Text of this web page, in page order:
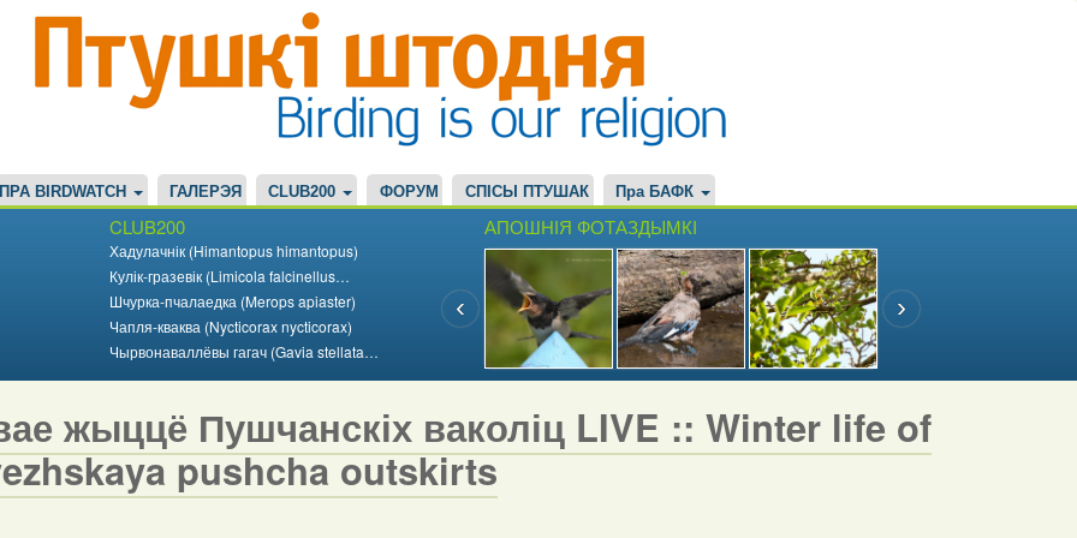
ПРА BIRDWATCH ГАЛЕРЭЯ CLUB200 ФОРУМ СПІСЫ ПТУШАК Пра БАФК
CLUB200
Хадулачнік (Himantopus himantopus)
Кулік-гразевік (Limicola falcinellus…
Шчурка-пчалаедка (Merops apiaster)
Чапля-кваква (Nycticorax nycticorax)
Чырвонаваллёвы гагач (Gavia stellata…
АПОШНІЯ ФОТАЗДЫМКІ
жыццё Пушчанскіх ваколіц LIVE :: Winter life of
pushcha outskirts